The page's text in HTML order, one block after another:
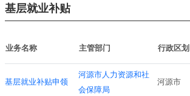
基层就业补贴
业务名称 主管部门 行政区划
基层就业补贴申领
河源市人力资源和社
会保障局
河源市